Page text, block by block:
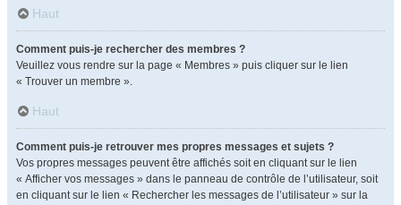
Haut
Comment puis-je rechercher des membres ?
Veuillez vous rendre sur la page « Membres » puis cliquer sur le lien
« Trouver un membre ».
Haut
Comment puis-je retrouver mes propres messages et sujets ?
Vos propres messages peuvent être affichés soit en cliquant sur le lien
« Afficher vos messages » dans le panneau de contrôle de l’utilisateur, soit
en cliquant sur le lien « Rechercher les messages de l’utilisateur » sur la